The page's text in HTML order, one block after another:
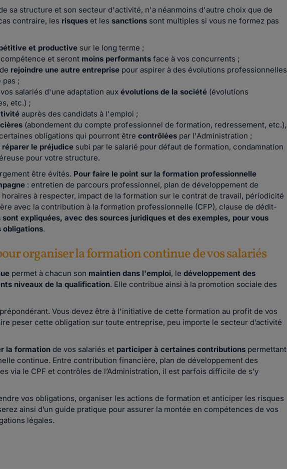
sa structure et son secteur d'activité, n'a néanmoins d'autre choix que de
contraire, les risques et les sanctions sont multiples si vous ne formez pas
et productive sur le long terme ;
et seront moins performants face à vos concurrents ;
rejoindre une autre entreprise pour aspirer à des évolutions professionnelles
pas ;
salariés d'une adaptation aux évolutions de la société (évolutions
etc.) ;
auprès des candidats à l'emploi ;
(abondement du compte professionnel de formation, redressement, etc.),
obligations qui pourront être contrôlées par l'Administration ;
le préjudice subi par le salarié pour défaut de formation, condamnation
pour votre structure.
être évités. Pour faire le point sur la formation professionnelle
: entretien de parcours professionnel, plan de développement de
à respecter, impact de la formation sur le contrat de travail, périodicité
avec la contribution à la formation professionnelle (CFP), clause de dédit-
expliquées, avec des sources juridiques et des exemples, pour vous
obligations.
organiser la formation continue de vos salariés
permet à chacun son maintien dans l'emploi, le développement des
niveaux de la qualification. Elle contribue ainsi à la promotion sociale des
Vous devez être à l'initiative de cette formation au profit de vos
peser cette obligation sur toute entreprise, peu importe le secteur d’activité
la formation de vos salariés et participer à certaines contributions permettant
continue. Entre contribution financière, plan de développement des
via le CPF et contrôles de l’Administration, il est parfois difficile de s’y
vos obligations, organiser les actions de formation et anticiper les risques
ainsi d’un guide pratique pour assurer la montée en compétences de vos
légales.